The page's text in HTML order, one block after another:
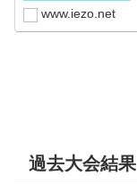
www.iezo.net
過去大会結果